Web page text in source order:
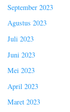
September 2023
Agustus 2023
Juli 2023
Juni 2023
Mei 2023
April 2023
Maret 2023